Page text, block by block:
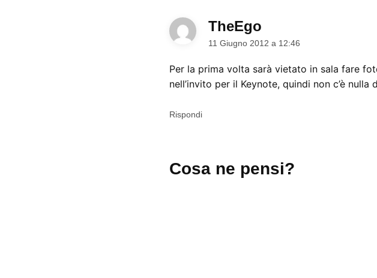
TheEgo
11 Giugno 2012 a 12:46
Per la prima volta sarà vietato in sala fare
nell’invito per il Keynote, quindi non c’è nulla
Rispondi
un
Cosa ne pensi?